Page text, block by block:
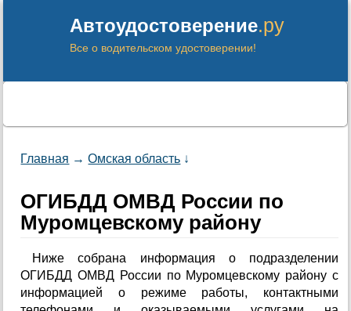
Автоудостоверение.ру
Все о водительском удостоверении!
Главная →Омская область ↓
ОГИБДД ОМВД России по
Муромцевскому району
Ниже собрана информация о подразделении
ОГИБДД ОМВД России по Муромцевскому району с
информацией о режиме работы, контактными